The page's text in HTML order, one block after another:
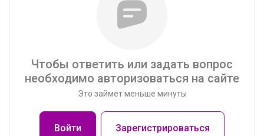
Чтобы ответить или задать вопрос
необходимо авторизоваться на сайте
Это займет меньше минуты
Войти Зарегистрироваться